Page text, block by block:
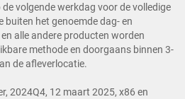
volgende werkdag voor de volledige
het genoemde dag- en
alle andere producten worden
methode en doorgaans binnen 3-
de afleverlocatie.
2024Q4, 12 maart 2025, x86 en